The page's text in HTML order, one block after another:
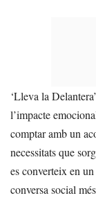
‘Lleva la
l’impacte
comptar amb un
necessitats que
es converteix en
conversa social